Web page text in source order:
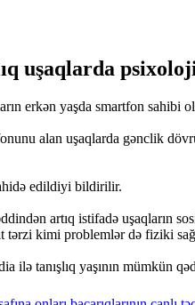
uşaqlarda
erkən yaşda smartfon sahibi
alan uşaqlarda gənclik
edildiyi bildirilir.
artıq istifadə uşaqların
tərzi kimi problemlər də fiziki
ilə tanışlıq yaşının mümkün